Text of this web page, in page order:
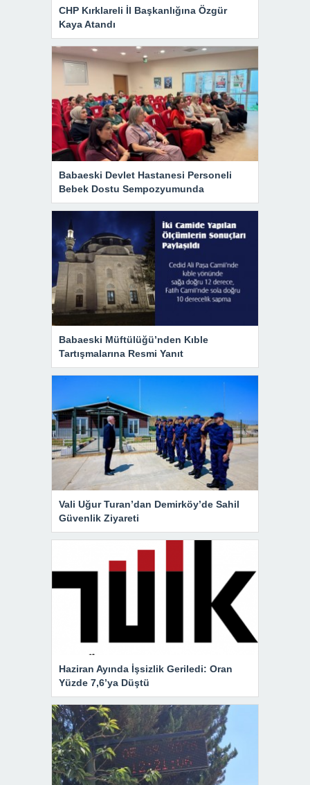
CHP Kırklareli İl Başkanlığına Özgür
Kaya Atandı
Babaeski Devlet Hastanesi Personeli
Bebek Dostu Sempozyumunda
Babaeski Müftülüğü’nden Kıble
Tartışmalarına Resmi Yanıt
Vali Uğur Turan’dan Demirköy’de Sahil
Güvenlik Ziyareti
Haziran Ayında İşsizlik Geriledi: Oran
Yüzde 7,6’ya Düştü